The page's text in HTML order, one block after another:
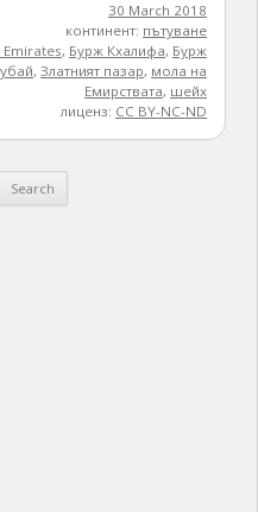
30 March 2018
континент: пътуване
, Бурж Кхалифа, Бурж
,Златният пазар, мола на
Емирствата, шейх
лиценз: CC BY-NC-ND